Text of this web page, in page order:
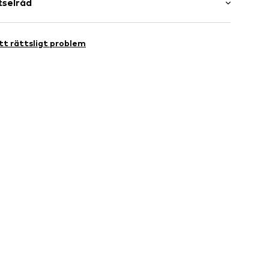
Ytmaterial: Polyester - PES, Bomull
rättsligt problem